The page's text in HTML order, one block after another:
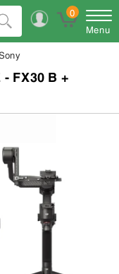
0
Menu
FX30 B +